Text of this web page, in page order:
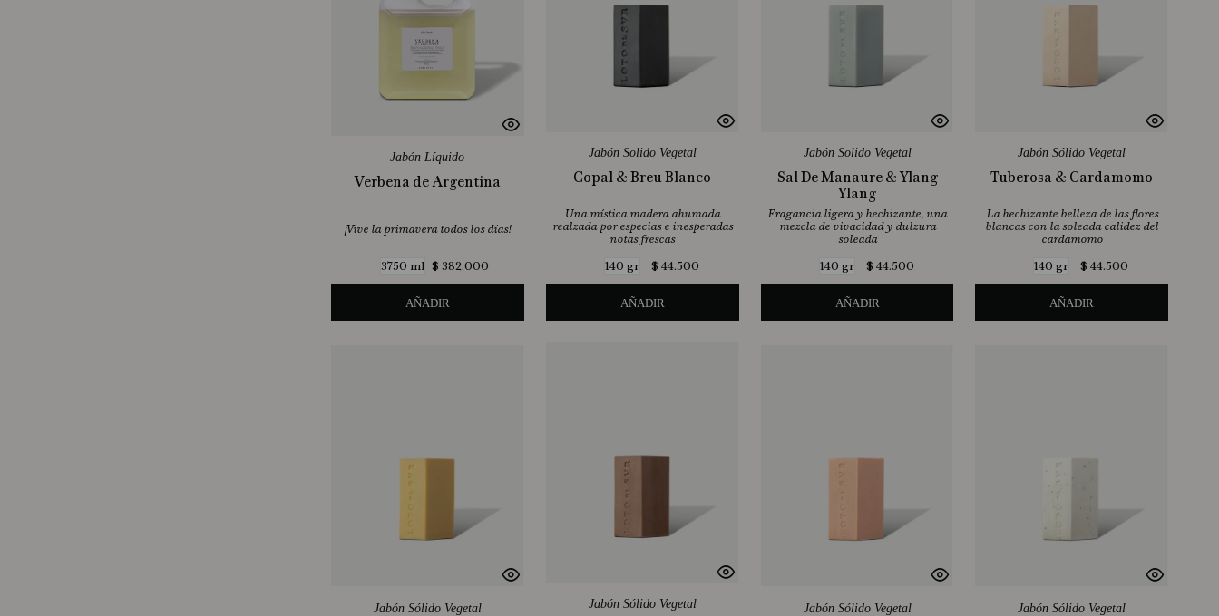
Jabón Líquido
Verbena de Argentina
¡Vive la primavera todos los días!
3750 ml $ 382.000
AÑADIR
Jabón Solido Vegetal
Copal & Breu Blanco
Una mística madera ahumada
realzada por especias e inesperadas
notas frescas
140 gr
$ 44.500
AÑADIR
Jabón Solido Vegetal
Sal De Manaure & Ylang
Ylang
Fragancia ligera y hechizante, una
mezcla de vivacidad y dulzura
soleada
140 gr
$ 44.500
AÑADIR
Jabón Sólido Vegetal
Tuberosa & Cardamomo
La hechizante belleza de las flores
blancas con la soleada calidez del
cardamomo
140 gr
$ 44.500
AÑADIR
Jabón Sólido Vegetal Jabón Sólido Vegetal Jabón Sólido Vegetal Jabón Sólido Vegetal